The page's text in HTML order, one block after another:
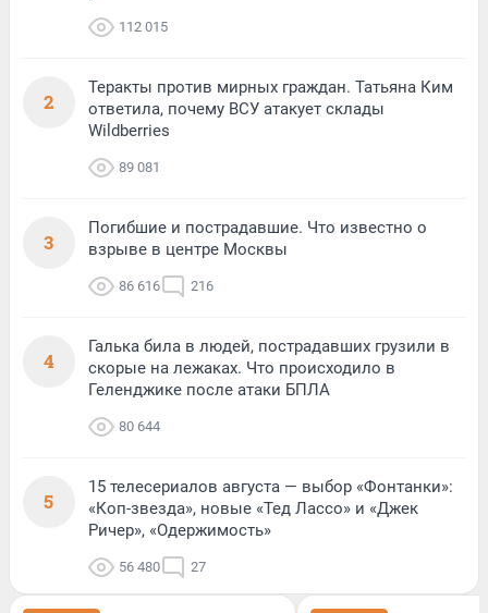
112 015
2
Теракты против мирных граждан. Татьяна Ким
ответила, почему ВСУ атакует склады
Wildberries
89 081
3
Погибшие и пострадавшие. Что известно о
взрыве в центре Москвы
86 616 216
4
Галька била в людей, пострадавших грузили в
скорые на лежаках. Что происходило в
Геленджике после атаки БПЛА
80 644
5
15 телесериалов августа — выбор «Фонтанки»:
«Коп-звезда», новые «Тед Лассо» и «Джек
Ричер», «Одержимость»
56 480 27